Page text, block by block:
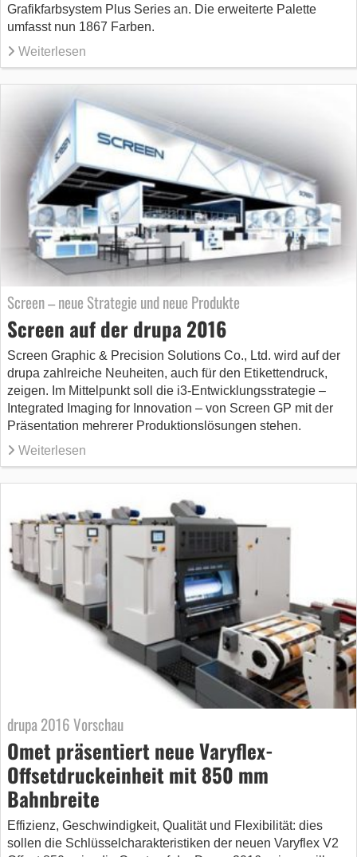
Grafikfarbsystem Plus Series an. Die erweiterte Palette
umfasst nun 1867 Farben.
Weiterlesen
Screen – neue Strategie und neue Produkte
Screen auf der drupa 2016
Screen Graphic & Precision Solutions Co., Ltd. wird auf der
drupa zahlreiche Neuheiten, auch für den Etikettendruck,
zeigen. Im Mittelpunkt soll die i3-Entwicklungsstrategie –
Integrated Imaging for Innovation – von Screen GP mit der
Präsentation mehrerer Produktionslösungen stehen.
Weiterlesen
drupa 2016 Vorschau
Omet präsentiert neue Varyflex-
Offsetdruckeinheit mit 850 mm
Bahnbreite
Effizienz, Geschwindigkeit, Qualität und Flexibilität: dies
sollen die Schlüsselcharakteristiken der neuen Varyflex V2